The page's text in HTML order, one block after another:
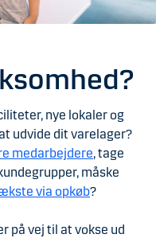
nye lokaler og
udvide dit varelager?
medarbejdere, tage
måske
via opkøb?
på vej til at vokse ud